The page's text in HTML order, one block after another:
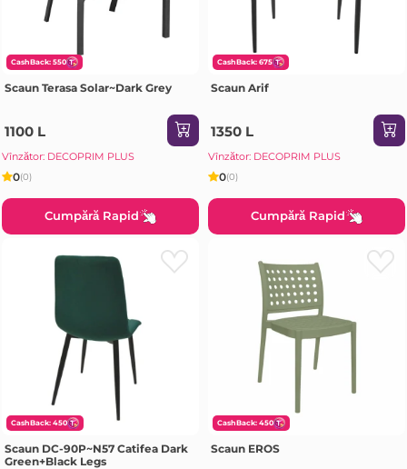
CashBack: 550
Scaun Terasa Solar~Dark Grey
1100 L
Vînzător: DECOPRIM PLUS
0(0)
Cumpără Rapid
CashBack: 675
Scaun Arif
1350 L
Vînzător: DECOPRIM PLUS
0(0)
Cumpără Rapid
CashBack: 450
Scaun DC-90P~N57 Catifea Dark
Green+Black Legs
CashBack: 450
Scaun EROS